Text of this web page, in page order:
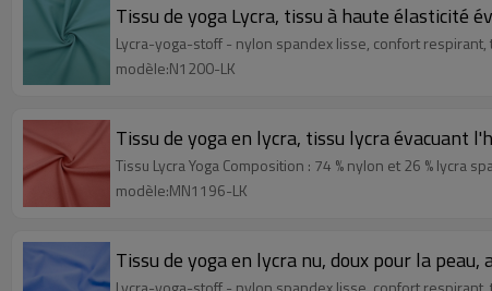
Tissu de yoga Lycra, tissu à haute élasticité
Lycra-yoga-stoff - nylon spandex lisse, confort respirant,
modèle:N1200-LK
Tissu de yoga en lycra, tissu lycra évacuant
Tissu Lycra Yoga Composition : 74 % nylon et 26 % lycra
modèle:MN1196-LK
Tissu de yoga en lycra nu, doux pour la